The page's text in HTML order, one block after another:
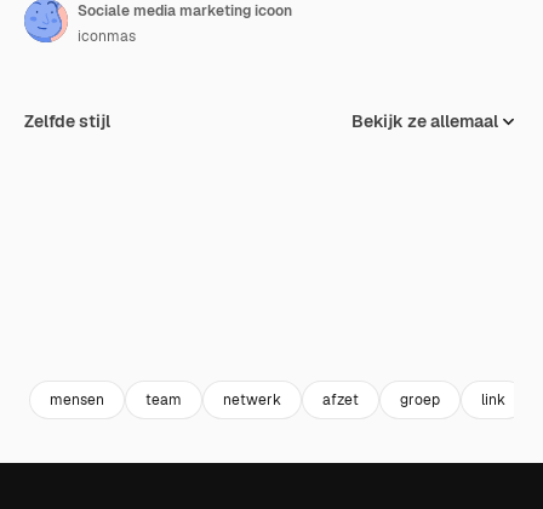
Sociale media marketing icoon
iconmas
Zelfde stijl Bekijk ze allemaal
mensen team netwerk afzet groep link